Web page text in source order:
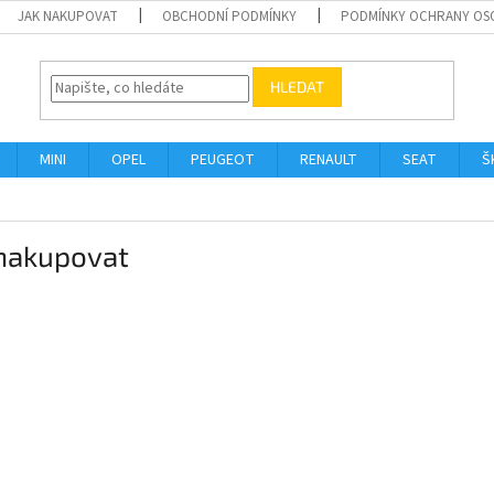
JAK NAKUPOVAT OBCHODNÍ PODMÍNKY PODMÍNKY OCHRANY
HLEDAT
MINI OPEL PEUGEOT RENAULT SEAT